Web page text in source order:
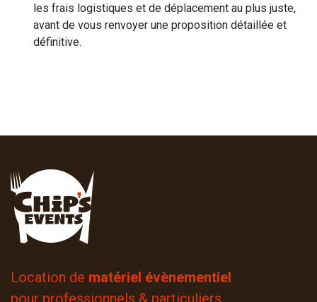
les frais logistiques et de déplacement au plus juste,
avant de vous renvoyer une proposition détaillée et
définitive.
Location de matériel évènementiel
pour professionnels & particuliers.